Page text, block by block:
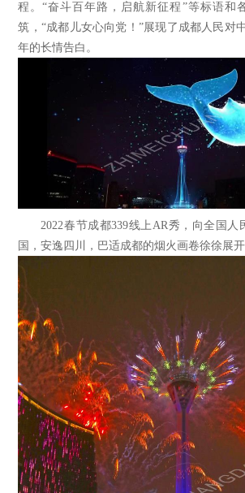
程。“奋斗百年路，启航新征程”等标语和
筑，“成都儿女心向党！”展现了成都人民对
年的长情告白。
2022春节成都339线上AR秀，向全国人
国，安逸四川，巴适成都的烟火画卷徐徐展开